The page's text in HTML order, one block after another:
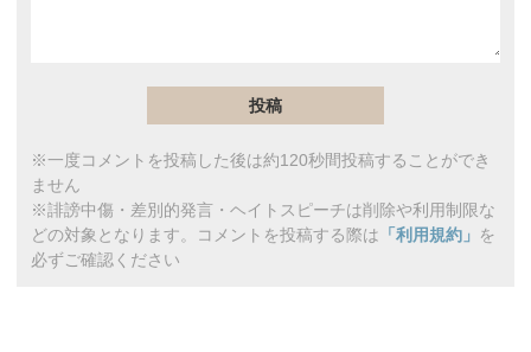
※一度コメントを投稿した後は約120秒間投稿することができ
ません
※誹謗中傷・差別的発言・ヘイトスピーチは削除や利用制限な
どの対象となります。コメントを投稿する際は 「利用規約」 を
必ずご確認ください